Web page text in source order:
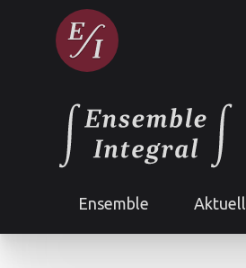
Ensemble Aktuell